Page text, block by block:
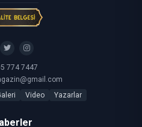
774 7447
Video Yazarlar